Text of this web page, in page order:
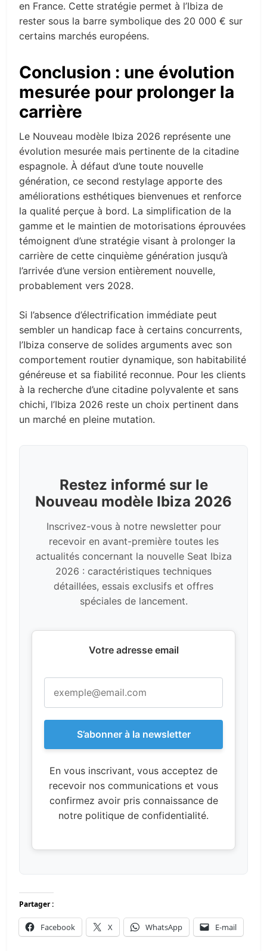
en France. Cette stratégie permet à l’Ibiza de
rester sous la barre symbolique des 20 000 € sur
certains marchés européens.
Conclusion : une évolution
mesurée pour prolonger la
carrière
Le Nouveau modèle Ibiza 2026 représente une
évolution mesurée mais pertinente de la citadine
espagnole. À défaut d’une toute nouvelle
génération, ce second restylage apporte des
améliorations esthétiques bienvenues et renforce
la qualité perçue à bord. La simplification de la
gamme et le maintien de motorisations éprouvées
témoignent d’une stratégie visant à prolonger la
carrière de cette cinquième génération jusqu’à
l’arrivée d’une version entièrement nouvelle,
probablement vers 2028.
Si l’absence d’électrification immédiate peut
sembler un handicap face à certains concurrents,
l’Ibiza conserve de solides arguments avec son
comportement routier dynamique, son habitabilité
généreuse et sa fiabilité reconnue. Pour les clients
à la recherche d’une citadine polyvalente et sans
chichi, l’Ibiza 2026 reste un choix pertinent dans
un marché en pleine mutation.
Restez informé sur le
Nouveau modèle Ibiza 2026
Inscrivez-vous à notre newsletter pour
recevoir en avant-première toutes les
actualités concernant la nouvelle Seat Ibiza
2026 : caractéristiques techniques
détaillées, essais exclusifs et offres
spéciales de lancement.
Votre adresse email
S’abonner à la newsletter
En vous inscrivant, vous acceptez de
recevoir nos communications et vous
confirmez avoir pris connaissance de
notre politique de confidentialité.
Partager :
Facebook X WhatsApp E-mail